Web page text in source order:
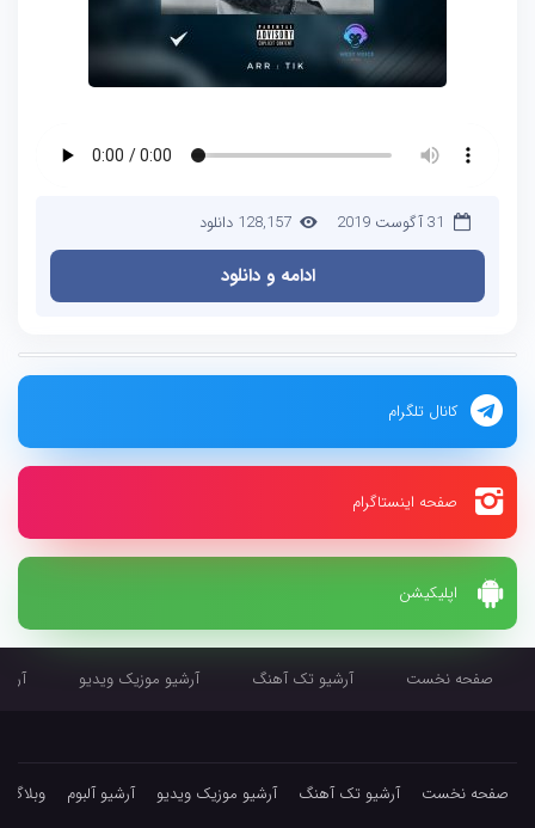
اپلیکیشن
31 آگوست 2019 128,157 دانلود
ادامه و دانلود
کانال تلگرام
صفحه اینستاگرام
صفحه نخست آرشیو تک آهنگ آرشیو موزیک ویدیو
صفحه نخست آرشیو تک آهنگ آرشیو موزیک ویدیو آرشیو آلبوم وبلاگ